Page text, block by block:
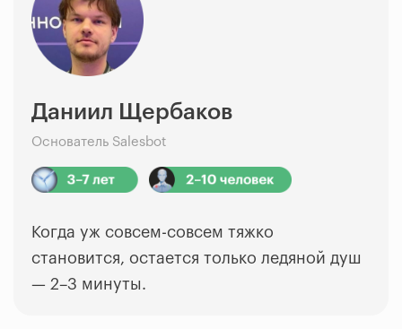
Даниил Щербаков
Основатель Salesbot
Когда уж совсем-совсем тяжко
становится, остается только ледяной душ
— 2–3 минуты.